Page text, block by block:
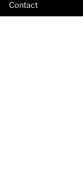
Contact